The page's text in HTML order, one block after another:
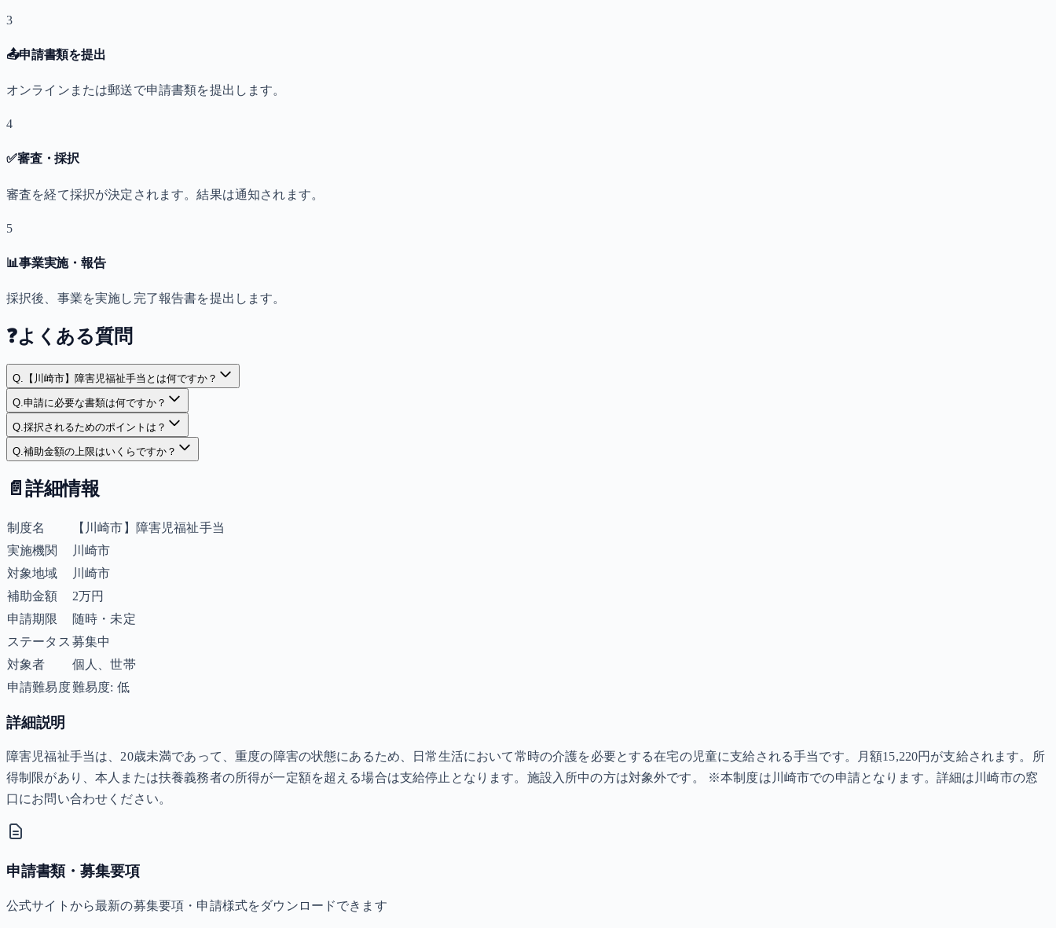
3
📤申請書類を提出
オンラインまたは郵送で申請書類を提出します。
4
✅審査・採択
審査を経て採択が決定されます。結果は通知されます。
5
📊事業実施・報告
採択後、事業を実施し完了報告書を提出します。
❓よくある質問
Q. 【川崎市】障害児福祉手当とは何ですか？
Q.申請に必要な書類は何ですか？
Q.採択されるためのポイントは？
Q.補助金額の上限はいくらですか？
📄 詳細情報
制度名
【川崎市】障害児福祉手当
実施機関
川崎市
対象地域
川崎市
補助金額
2万円
申請期限
随時・未定
ステータス 募集中
対象者
個人、世帯
申請難易度難易度: 低
詳細説明
障害児福祉手当は、20歳未満であって、重度の障害の状態にあるため、日常生活において常時の介護を必要とする在宅の児童に支給される手当です。月額15,220円が支給されます。所
得制限があり、本人または扶養義務者の所得が一定額を超える場合は支給停止となります。施設入所中の方は対象外です。 ※本制度は川崎市での申請となります。詳細は川崎市の窓
口にお問い合わせください。
申請書類・募集要項
公式サイトから最新の募集要項・申請様式をダウンロードできます